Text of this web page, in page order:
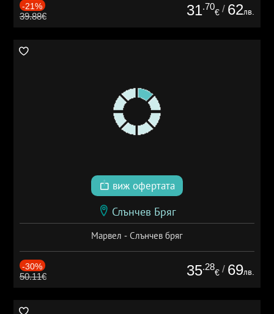
-21%
39.88€ 31.70
€ / 62лв.
виж офертата
Слънчев Бряг
Марвел - Слънчев бряг
-30%
50.11€ 35.28
€ / 69лв.